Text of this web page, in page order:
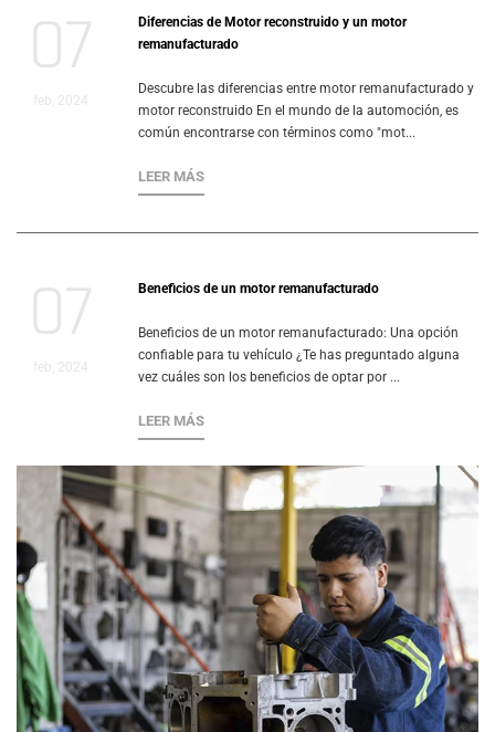
07
feb, 2024
Diferencias de Motor reconstruido y un motor
remanufacturado
Descubre las diferencias entre motor remanufacturado y
motor reconstruido En el mundo de la automoción, es
común encontrarse con términos como "mot...
LEER MÁS
07
feb, 2024
Beneficios de un motor remanufacturado
Beneficios de un motor remanufacturado: Una opción
confiable para tu vehículo ¿Te has preguntado alguna
vez cuáles son los beneficios de optar por ...
LEER MÁS